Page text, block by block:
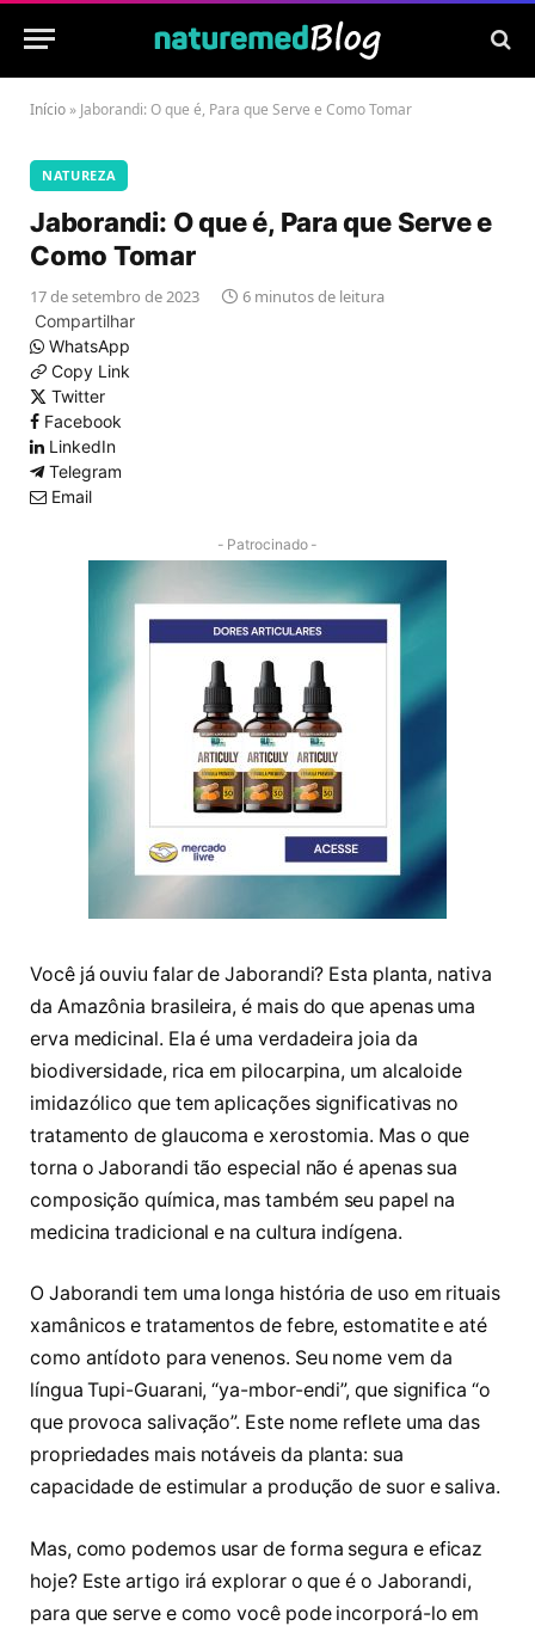
Início » Jaborandi: O que é, Para que Serve e Como Tomar
NATUREZA
Jaborandi: O que é, Para que Serve e
Como Tomar
17 de setembro de 2023 6 minutos de leitura
Compartilhar
WhatsApp
Copy Link
Twitter
Facebook
LinkedIn
Telegram
Email
- Patrocinado -
Você já ouviu falar de Jaborandi? Esta planta, nativa
da Amazônia brasileira, é mais do que apenas uma
erva medicinal. Ela é uma verdadeira joia da
biodiversidade, rica em pilocarpina, um alcaloide
imidazólico que tem aplicações significativas no
tratamento de glaucoma e xerostomia. Mas o que
torna o Jaborandi tão especial não é apenas sua
composição química, mas também seu papel na
medicina tradicional e na cultura indígena.
O Jaborandi tem uma longa história de uso em rituais
xamânicos e tratamentos de febre, estomatite e até
como antídoto para venenos. Seu nome vem da
língua Tupi-Guarani, “ya-mbor-endi”, que significa “o
que provoca salivação”. Este nome reflete uma das
propriedades mais notáveis da planta: sua
capacidade de estimular a produção de suor e saliva.
Mas, como podemos usar de forma segura e eficaz
hoje? Este artigo irá explorar o que é o Jaborandi,
para que serve e como você pode incorporá-lo em